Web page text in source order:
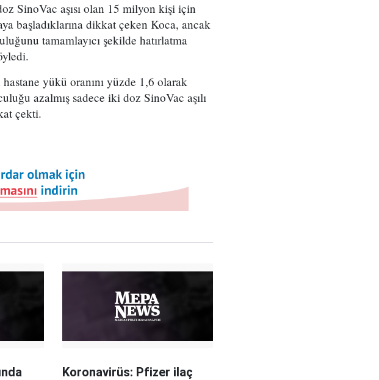
SinoVac aşısı olan 15 milyon kişi için
başladıklarına dikkat çeken Koca, ancak
tamamlayıcı şekilde hatırlatma
yükü oranını yüzde 1,6 olarak
azalmış sadece iki doz SinoVac aşılı
çekti.
Koronavirüs: Pfizer ilaç